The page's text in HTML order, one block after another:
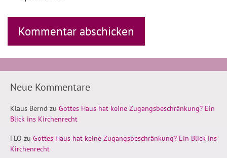
Neue Kommentare
Klaus Bernd zu Gottes Haus hat keine Zugangsbeschränkung? Ein
Blick ins Kirchenrecht
FLO zu Gottes Haus hat keine Zugangsbeschränkung? Ein Blick ins
Kirchenrecht